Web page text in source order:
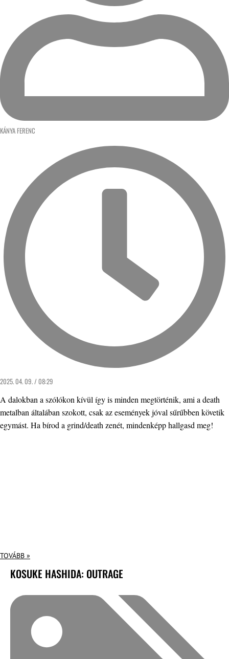
KÁNYA FERENC
2025. 04. 09. / 08:29
A dalokban a szólókon kívül így is minden megtörténik, ami a death
metalban általában szokott, csak az események jóval sűrűbben követik
egymást. Ha bírod a grind/death zenét, mindenképp hallgasd meg!
TOVÁBB »
KOSUKE HASHIDA: OUTRAGE